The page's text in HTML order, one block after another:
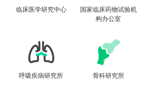
临床医学研究中心
国家临床药物试验机
构办公室
呼吸疾病研究所 骨科研究所